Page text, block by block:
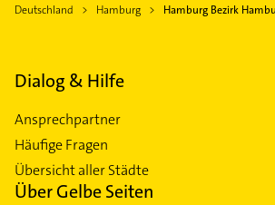
Deutschland Hamburg Hamburg Bezirk
Dialog & Hilfe
Ansprechpartner
Häufige Fragen
Übersicht aller Städte
Über Gelbe Seiten